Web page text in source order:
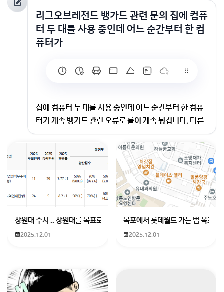
리그오브레전드 뱅가드 관련 문의 집에 컴퓨
터 두 대를 사용 중인데 어느 순간부터 한 컴
퓨터가
집에 컴퓨터 두 대를 사용 중인데 어느 순간부터 한 컴퓨
터가 계속 뱅가드 관련 오류로 롤이 계속 튕깁니다. 다른
컴퓨터 하나는 멀쩡해요. 왜이러는지 모르겠습니다. 정
말 짜증나네요 한 두번도 아니고. 아시는 분 있으실까요?
이거 저도 이랬었는데 윈도우 밀고 다시 설치하니 괜찮아
졌습니다 프로그램 충돌때문에 그래요.
회원가입 혹은 광고 [X]를 누르면 내용이 보입니다
창원대 수시 .. 창원대를 목표로 하고 있는 09년생입니다 지금 제 내신이
2025.12.01
목포에서 롯데월드 가는 법 목포
2025.12.01